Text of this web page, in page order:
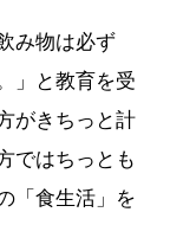
み物は必ず
」と教育を受
がきちっと計
ではちっとも
「食生活」を